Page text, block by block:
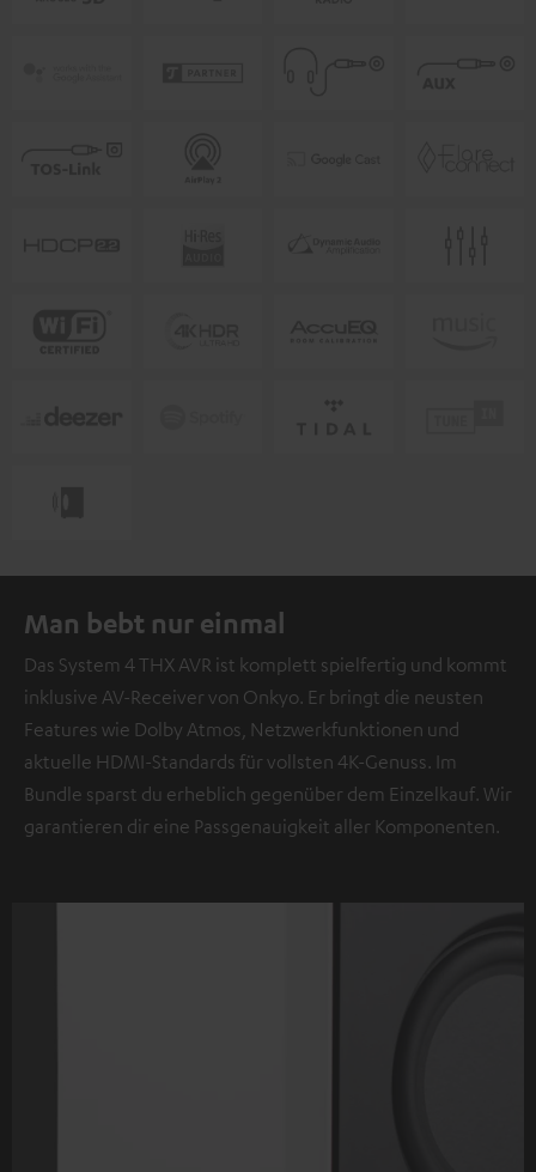
Man bebt nur einmal
Das System 4 THX AVR ist komplett spielfertig und kommt
inklusive AV-Receiver von Onkyo. Er bringt die neusten
Features wie Dolby Atmos, Netzwerkfunktionen und
aktuelle HDMI-Standards für vollsten 4K-Genuss. Im
Bundle sparst du erheblich gegenüber dem Einzelkauf. Wir
garantieren dir eine Passgenauigkeit aller Komponenten.